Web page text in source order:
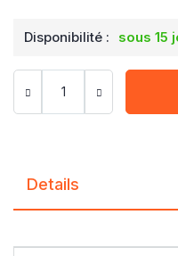
Disponibilité : sous 15
Details